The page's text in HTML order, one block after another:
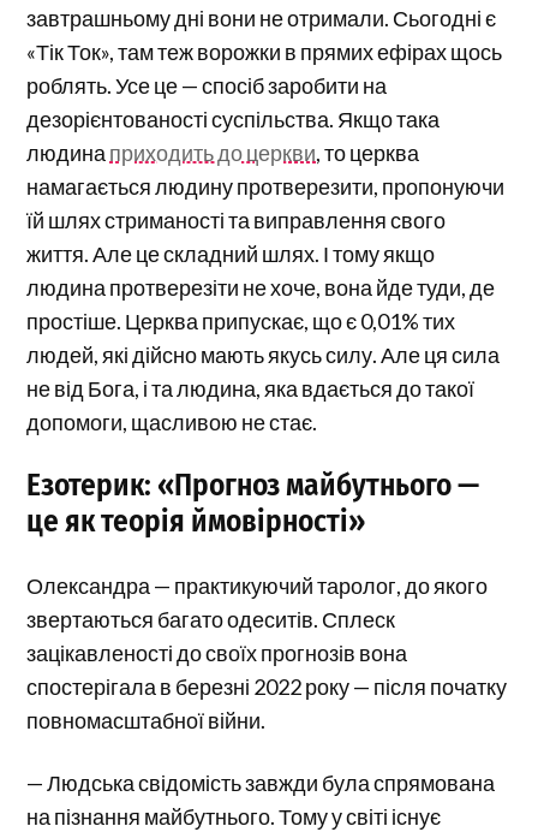
завтрашньому дні вони не отримали. Сьогодні є
«Тік Ток», там теж ворожки в прямих ефірах щось
роблять. Усе це — спосіб заробити на
дезорієнтованості суспільства. Якщо така
людинаприходить до церкви, то церква
намагається людину протверезити, пропонуючи
їй шлях стриманості та виправлення свого
життя. Але це складний шлях. І тому якщо
людина протверезіти не хоче, вона йде туди, де
простіше. Церква припускає, що є 0,01% тих
людей, які дійсно мають якусь силу. Але ця сила
не від Бога, і та людина, яка вдається до такої
допомоги, щасливою не стає.
Езотерик: «Прогноз майбутнього —
це як теорія ймовірності»
Олександра — практикуючий таролог, до якого
звертаються багато одеситів. Сплеск
зацікавленості до своїх прогнозів вона
спостерігала в березні 2022 року — після початку
повномасштабної війни.
— Людська свідомість завжди була спрямована
на пізнання майбутнього. Тому у світі існує